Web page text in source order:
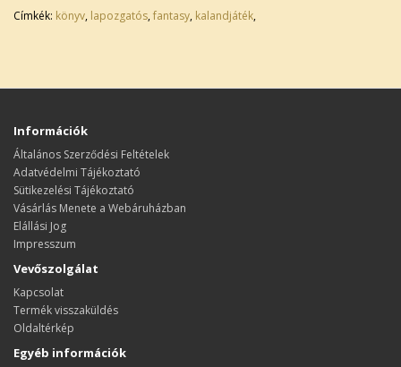
Címkék: könyv, lapozgatós,fantasy, kalandjáték,
Információk
Általános Szerződési Feltételek
Adatvédelmi Tájékoztató
Sütikezelési Tájékoztató
Vásárlás Menete a Webáruházban
Elállási Jog
Impresszum
Vevőszolgálat
Kapcsolat
Termék visszaküldés
Oldaltérkép
Egyéb információk